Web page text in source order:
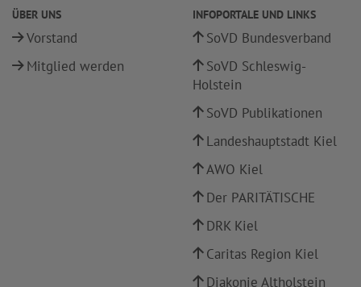
ÜBER UNS
Vorstand
Mitglied werden
INFOPORTALE UND LINKS
SoVD Bundesverband
SoVD Schleswig-
Holstein
SoVD Publikationen
Landeshauptstadt Kiel
AWO Kiel
Der PARITÄTISCHE
DRK Kiel
Caritas Region Kiel
Diakonie Altholstein